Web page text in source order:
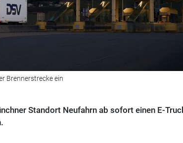
Brennerstrecke ein
Standort Neufahrn ab sofort einen E-